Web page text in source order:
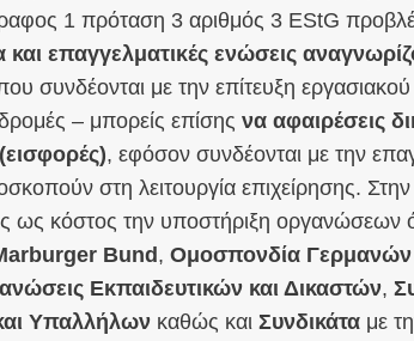
1 πρόταση 3 αριθμός 3 EStG
και επαγγελματικές ενώσεις
συνδέονται με την επίτευξη εργασιακού
– μπορείς επίσης να αφαιρέσεις
, εφόσον συνδέονται με την
στη λειτουργία επιχείρησης.
ως κόστος την υποστήριξη οργανώσεων
Bund, Ομοσπονδία Γερμανών
Εκπαιδευτικών και Δικαστών,
Υπαλλήλων καθώς και Συνδικάτα με